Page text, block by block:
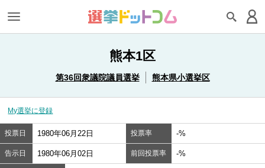
熊本1区
第36回衆議院議員選挙 熊本県小選挙区
My選挙に登録
投票日 1980年06月22日 投票率 -%
告示日 1980年06月02日 前回投票率 -%